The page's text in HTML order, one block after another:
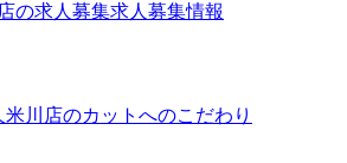
求人募集情報